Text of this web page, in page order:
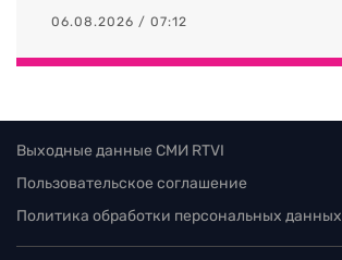
06.08.2026 / 07:12
Выходные данные СМИ RTVI
Пользовательское соглашение
Политика обработки персональных данных